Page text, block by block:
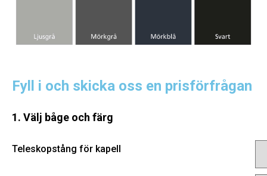
Fyll i och skicka oss en prisförfrågan
1. Välj båge och färg
Teleskopstång för kapell